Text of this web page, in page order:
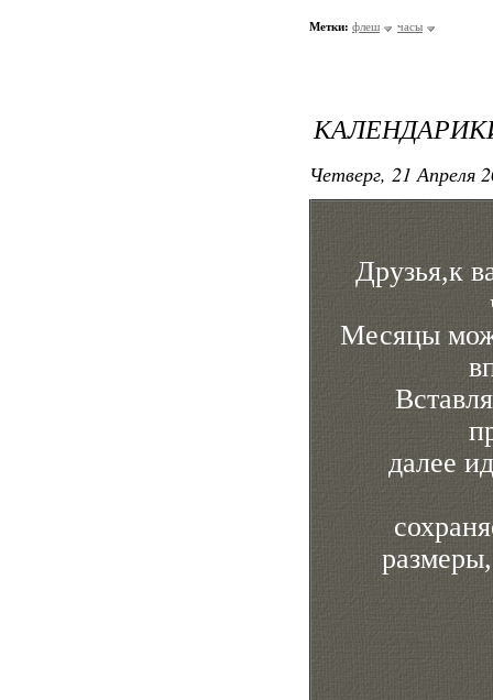
Метки: флеш часы
Четверг, 21 Апреля
Друзья,к
Месяцы
далее